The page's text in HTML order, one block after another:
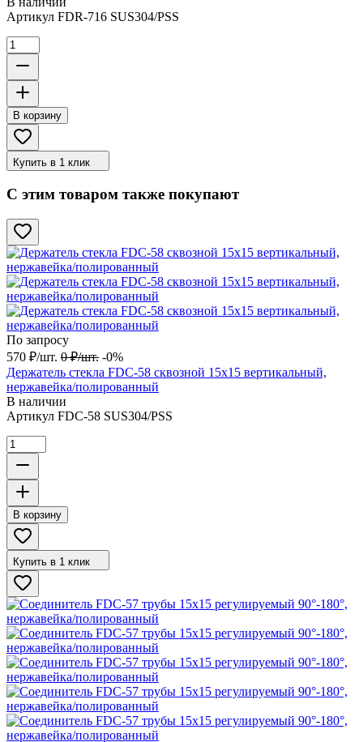
Артикул FDR-716 SUS304/PSS
В корзину
Купить в 1 клик
С этим товаром также покупают
По запросу
570 ₽/шт. 0 ₽/шт. -0%
Держатель стекла FDC-58 сквозной 15х15 вертикальный,
нержавейка/полированный
В наличии
Артикул FDC-58 SUS304/PSS
В корзину
Купить в 1 клик